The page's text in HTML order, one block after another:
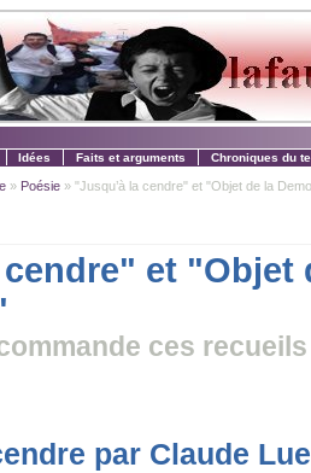
Idées Faits et arguments Chroniques du
» Poésie » "Jusqu’à la cendre" et "Objet de la
cendre" et "Objet
ces
par Claude